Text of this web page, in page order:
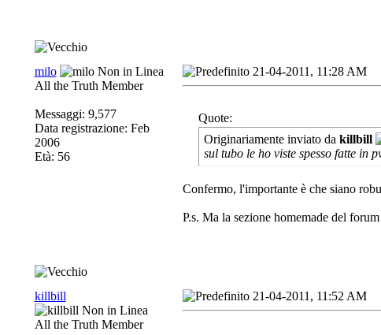
milo
All the Truth Member
Messaggi: 9,577
Data registrazione: Feb
2006
Età: 56
21-04-2011, 11:28 AM
Quote:
Originariamente inviato da killbill
sul tubo le ho viste spesso fatte in
Confermo, l'importante è che siano
P.s. Ma la sezione homemade del
killbill
All the Truth Member
21-04-2011, 11:52 AM